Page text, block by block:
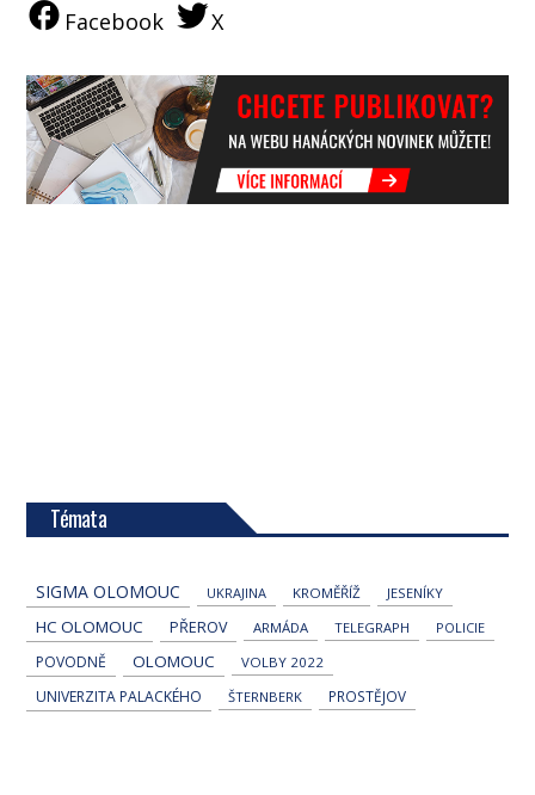
Facebook X
Témata
SIGMA OLOMOUC UKRAJINA KROMĚŘÍŽ JESENÍKY
HC OLOMOUC PŘEROV ARMÁDA TELEGRAPH POLICIE
POVODNĚ OLOMOUC VOLBY 2022
UNIVERZITA PALACKÉHO ŠTERNBERK PROSTĚJOV